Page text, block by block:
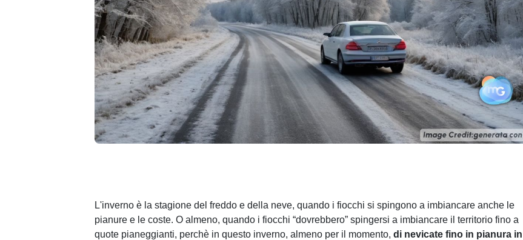
L'inverno è la stagione del freddo e della neve, quando i fiocchi si spingono a imbiancare anche le
pianure e le coste. O almeno, quando i fiocchi “dovrebbero” spingersi a imbiancare il territorio fino a
quote pianeggianti, perchè in questo inverno, almeno per il momento, di nevicate fino in pianura in